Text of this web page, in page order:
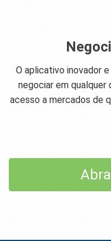
O aplicativo inovador
negociar em qualquer
acesso a mercados de